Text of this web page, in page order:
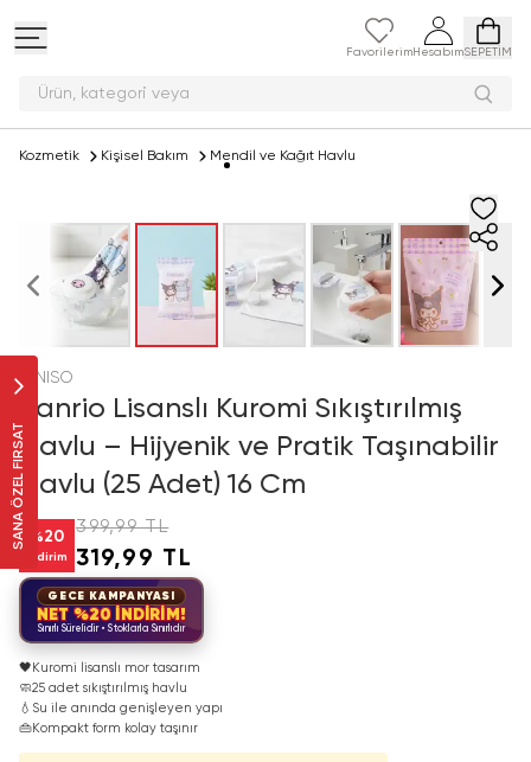
Favorilerim HesabımSEPETİM
Ürün, kategor
SANA ÖZEL FIRSAT
Kozmetik Kişisel Bakım Mendil ve Kağıt Havlu
MINISO
Sanrio Lisanslı Kuromi Sıkıştırılmış
Havlu – Hijyenik ve Pratik Taşınabilir
Havlu (25 Adet) 16 Cm
%20
İndirim
399,99 TL
319,99 TL
GECE KAMPANYASI
NET %20 İNDİRİM!
Sınırlı Sürelidir • Stoklarla Sınırlıdır
🖤 Kuromi lisanslı mor tasarım
🧼25 adet sıkıştırılmış havlu
💧 Su ile anında genişleyen yapı
👜Kompakt form kolay taşınır